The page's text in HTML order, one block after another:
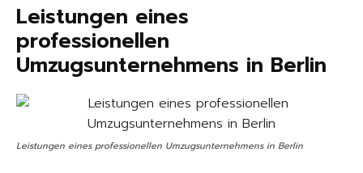
Leistungen eines
professionellen
Umzugsunternehmens in Berlin
Leistungen eines professionellen Umzugsunternehmens in Berlin